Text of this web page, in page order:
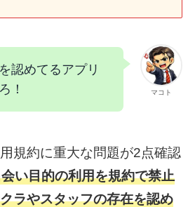
マコト
認めてるアプリ
！
規約に重大な問題が2点確認
い目的の利用を規約で禁止
ラやスタッフの存在を認め